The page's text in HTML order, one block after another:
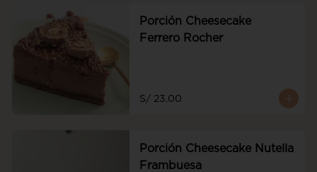
Porción Cheesecake
Ferrero Rocher
S/ 23.00
Porción Cheesecake Nutella
Frambuesa